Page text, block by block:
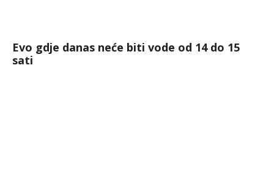
Evo gdje danas neće biti vode od 14 do 15
sati